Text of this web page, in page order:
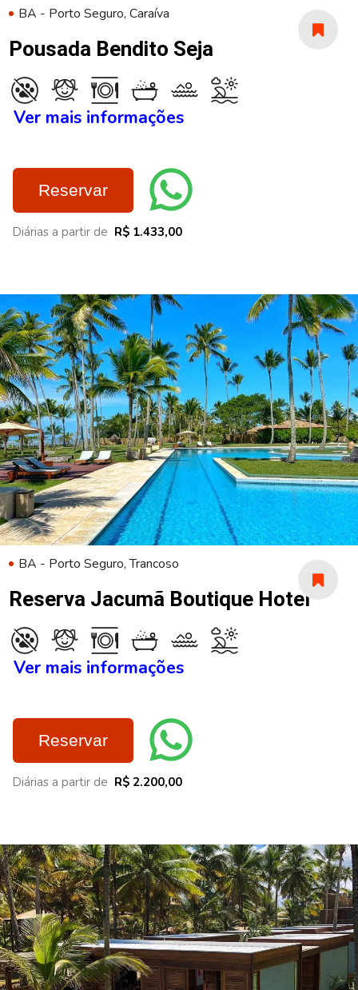
BA - Porto Seguro, Caraíva
Pousada Bendito Seja
Ver mais informações
Reservar
Diárias a partir de R$ 1.433,00
BA - Porto Seguro, Trancoso
Reserva Jacumã Boutique Hotel
Ver mais informações
Reservar
Diárias a partir de R$ 2.200,00